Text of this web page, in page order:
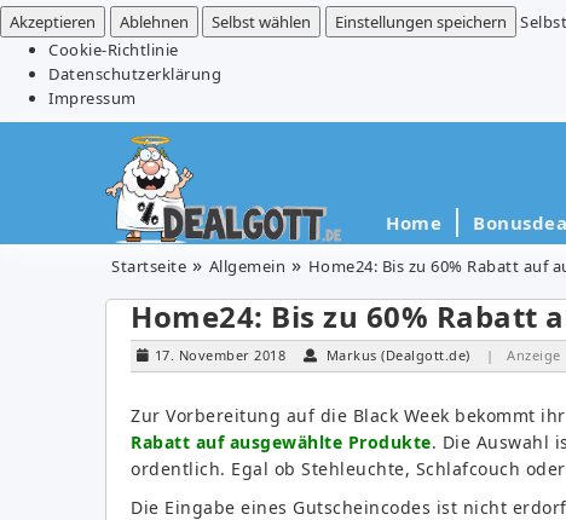
Akzeptieren
Ablehnen Selbst wählen Einstellungen speichern
Cookie-Richtlinie
Datenschutzerklärung
Impressum
Home
Startseite Allgemein Home24: Bis zu 60% Rabatt auf
Home24: Bis zu 60%
17. November 2018 Markus (Dealgott.de) | Anzeige
Zur Vorbereitung auf die Black Week bekommt
Rabatt auf ausgewählte Produkte. Die Auswahl
ordentlich. Egal ob Stehleuchte, Schlafcouch
Die Eingabe eines Gutscheincodes ist nicht